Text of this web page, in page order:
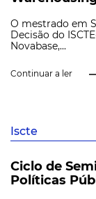
O mestrado em
Decisão do
Novabase,...
Continuar a ler
Iscte
Ciclo de
Políticas